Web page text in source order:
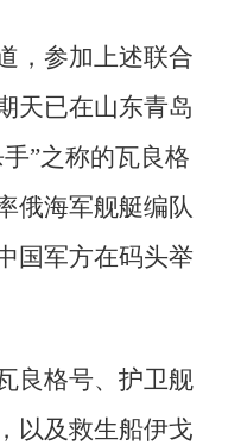
，参加上述联合
天已在山东青岛
”之称的瓦良格
俄海军舰艇编队
国军方在码头举
良格号、护卫舰
以及救生船伊戈